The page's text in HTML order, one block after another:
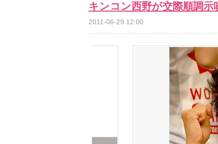
キンコン西野が交際順調
2011-06-29 12:00